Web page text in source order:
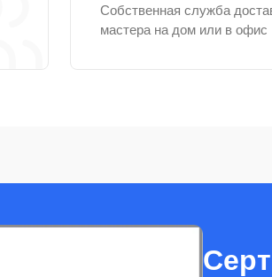
Собственная служба
мастера на дом или в офис